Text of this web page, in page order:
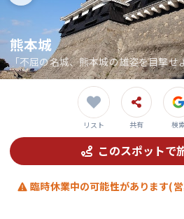
熊本城
「不屈の名城、熊本城の雄姿を目撃せ
リスト 共有 検
このスポットで
臨時休業中の可能性があります(